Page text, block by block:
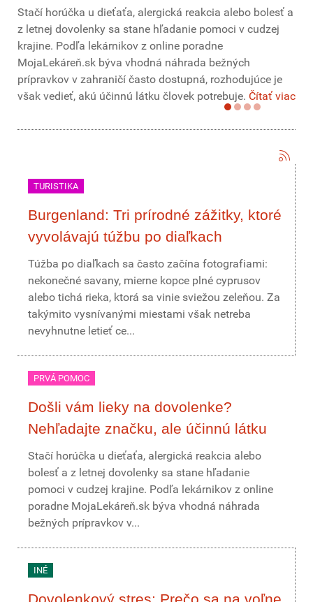
Stačí horúčka u dieťaťa, alergická reakcia alebo bolesť a
z letnej dovolenky sa stane hľadanie pomoci v cudzej
krajine. Podľa lekárnikov z online poradne
MojaLekáreň.sk býva vhodná náhrada bežných
prípravkov v zahraničí často dostupná, rozhodujúce je
však vedieť, akú účinnú látku človek potrebuje. Čítať viac
TURISTIKA
Burgenland: Tri prírodné zážitky, ktoré
vyvolávajú túžbu po diaľkach
Túžba po diaľkach sa často začína fotografiami:
nekonečné savany, mierne kopce plné cyprusov
alebo tichá rieka, ktorá sa vinie sviežou zeleňou. Za
takýmito vysnívanými miestami však netreba
nevyhnutne letieť ce...
PRVÁ POMOC
Došli vám lieky na dovolenke?
Nehľadajte značku, ale účinnú látku
Stačí horúčka u dieťaťa, alergická reakcia alebo
bolesť a z letnej dovolenky sa stane hľadanie
pomoci v cudzej krajine. Podľa lekárnikov z online
poradne MojaLekáreň.sk býva vhodná náhrada
bežných prípravkov v...
INÉ